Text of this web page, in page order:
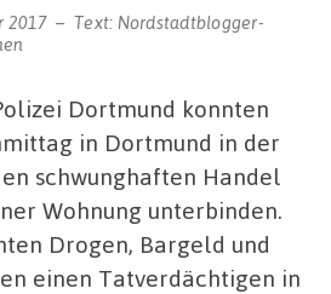
2017 Text: Nordstadtblogger-
Dortmund konnten
in Dortmund in der
schwunghaften Handel
Wohnung unterbinden.
Drogen, Bargeld und
einen Tatverdächtigen in